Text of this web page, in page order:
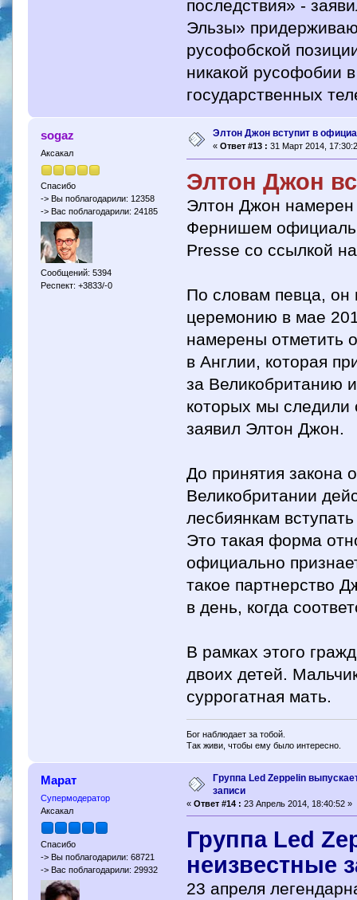
последствия» -
Эльзы»
русофобской
никакой русофобии
государственных
sogaz
Аксакал
Спасибо
-> Вы поблагодарили: 12358
-> Вас поблагодарили: 24185
Сообщений: 5394
Респект: +3833/-0
Элтон Джон вступит в
« Ответ #13 : 31 Март 2014,
Элтон Джон
Элтон Джон
Фернишем
Presse со ссылкой
По словам певца, он
церемонию в мае
намерены отметить
в Англии, которая
за Великобританию
которых мы
заявил Элтон Джон.
До принятия закона
Великобритании
лесбиянкам
Это такая форма
официально
такое партнерство
в день, когда
В рамках этого
двоих детей.
суррогатная мать.
Бог наблюдает за тобой.
Так живи, чтобы ему было интересно.
Марат
Супермодератор
Аксакал
Спасибо
-> Вы поблагодарили: 68721
-> Вас поблагодарили: 29932
Группа Led Zeppelin
записи
«Ответ #14 : 23 Апрель 2014, 18:40:52 »
Группа Led
неизвестные
23 апреля